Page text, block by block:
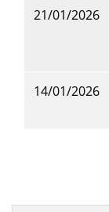
21/01/2026
14/01/2026